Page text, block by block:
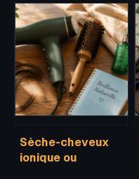
ouverture
prochaine :
comment ne rien
rater des
nouveaux
magasins
Sèche-cheveux
ionique ou